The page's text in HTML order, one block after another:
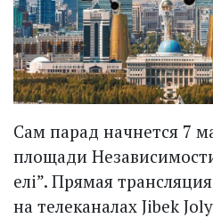
Сам парад начнется 7
площади
елі”. Прямая
на телеканалах Jibek